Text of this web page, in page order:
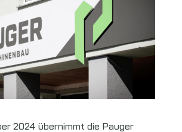
2024 übernimmt die Pauger